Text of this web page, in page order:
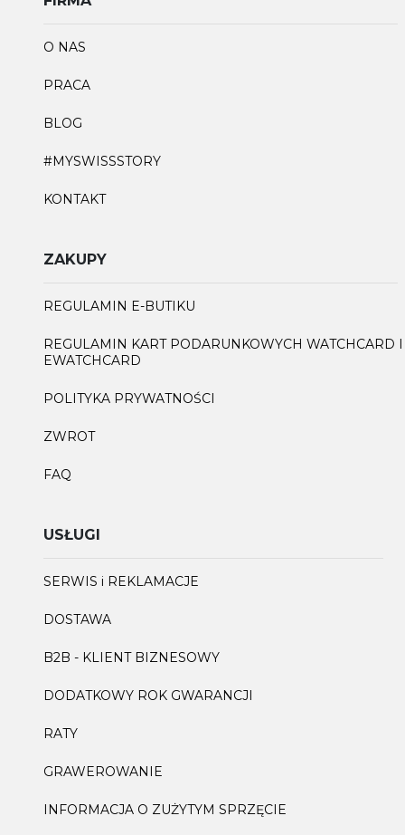
O NAS
PRACA
BLOG
#MYSWISSSTORY
KONTAKT
ZAKUPY
REGULAMIN E-BUTIKU
REGULAMIN KART PODARUNKOWYCH WATCHCARD I
EWATCHCARD
POLITYKA PRYWATNOŚCI
ZWROT
FAQ
USŁUGI
SERWIS i REKLAMACJE
DOSTAWA
B2B - KLIENT BIZNESOWY
DODATKOWY ROK GWARANCJI
RATY
GRAWEROWANIE
INFORMACJA O ZUŻYTYM SPRZĘCIE